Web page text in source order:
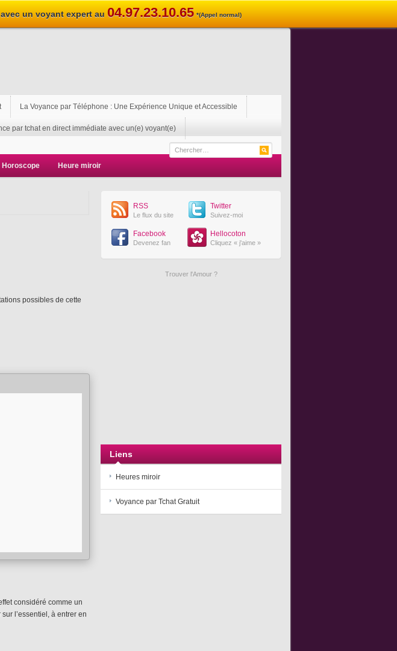
La Voyance par Téléphone : Une Expérience Unique et Accessible
par tchat en direct immédiate avec un(e) voyant(e)
Horoscope Heure miroir
possibles de cette
considéré comme un
l’essentiel, à entrer en
RSS
Le flux du site
Twitter
Suivez-moi
Facebook
Devenez fan
Hellocoton
Cliquez « j'aime »
Trouver l'Amour ?
Liens
Heures miroir
Voyance par Tchat Gratuit
avec un voyant expert au 04.97.23.10.65 *(Appel normal)